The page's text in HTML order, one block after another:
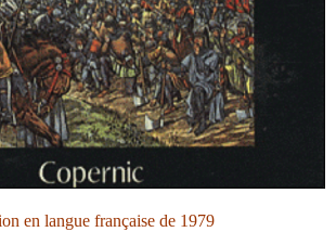
en langue française de 1979